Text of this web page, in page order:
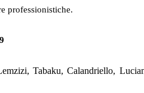
professionistiche.
Tabaku, Calandriello,